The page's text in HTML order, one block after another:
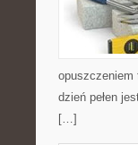
opuszczeniem
dzień pełen
[…]